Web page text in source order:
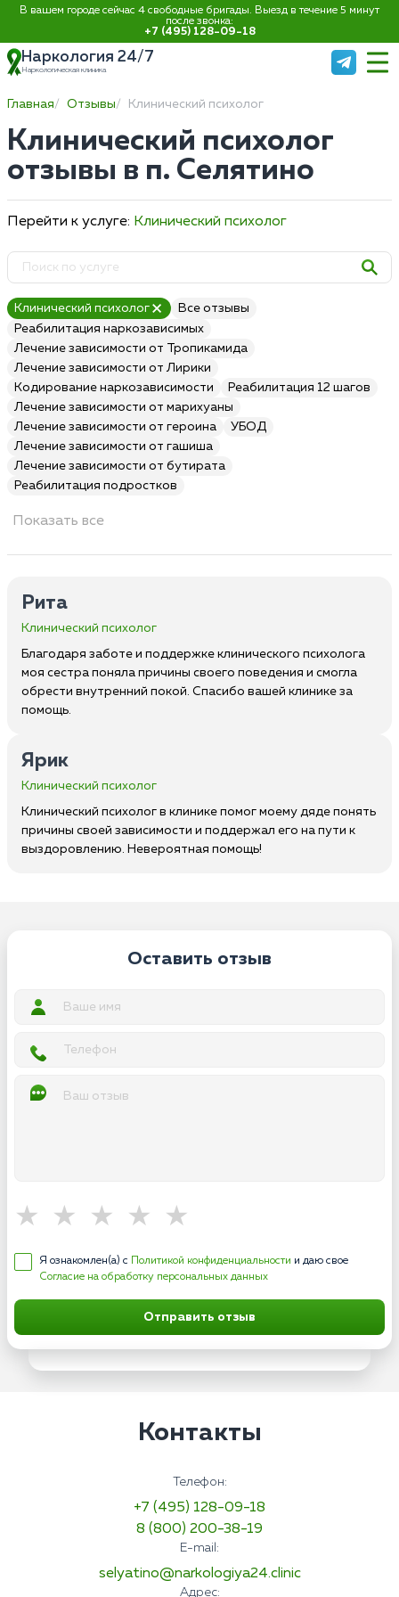
В вашем городе сейчас 4 свободные бригады. Выезд в течение 5 минут
после звонка:
+7 (495) 128-09-18
Наркология 24/7
Наркологическая клиника
Главная Отзывы Клинический психолог
Клинический психолог
отзывы в п. Селятино
Перейти к услуге: Клинический психолог
Клинический психолог
Все отзывы
Реабилитация наркозависимых
Лечение зависимости от Тропикамида
Лечение зависимости от Лирики
Кодирование наркозависимости
Реабилитация 12 шагов
Лечение зависимости от марихуаны
Лечение зависимости от героина
УБОД
Лечение зависимости от гашиша
Лечение зависимости от бутирата
Реабилитация подростков
Показать все
Рита
Клинический психолог
Благодаря заботе и поддержке клинического психолога
моя сестра поняла причины своего поведения и смогла
обрести внутренний покой. Спасибо вашей клинике за
помощь.
Ярик
Клинический психолог
Клинический психолог в клинике помог моему дяде понять
причины своей зависимости и поддержал его на пути к
выздоровлению. Невероятная помощь!
Оставить отзыв
Я ознакомлен(а) с Политикой конфиденциальности и даю свое
Согласие на обработку персональных данных
Отправить отзыв
Контакты
Телефон:
+7 (495) 128-09-18
8 (800) 200-38-19
E-mail:
selyatino@narkologiya24.clinic
Адрес: